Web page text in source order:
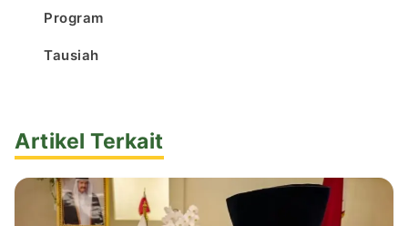
Program
Tausiah
Artikel Terkait